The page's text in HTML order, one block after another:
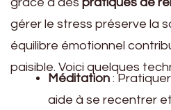
grâce à des pratiques de
gérer le stress préserve la
équilibre émotionnel
paisible. Voici quelques
Méditation :
aide à se recentrer